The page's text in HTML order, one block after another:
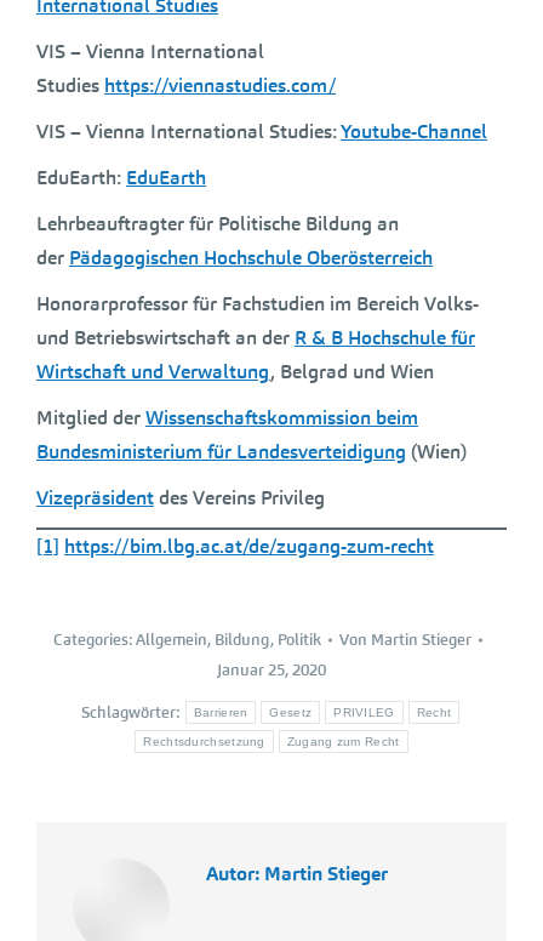
International Studies
VIS – Vienna International
Studies https://viennastudies.com/
VIS – Vienna International Studies:Youtube-Channel
EduEarth: EduEarth
Lehrbeauftragter für Politische Bildung an
der Pädagogischen Hochschule Oberösterreich
Honorarprofessor für Fachstudien im Bereich Volks-
und Betriebswirtschaft an der R & B Hochschule für
Wirtschaft und Verwaltung, Belgrad und Wien
Mitglied derWissenschaftskommission beim
Bundesministerium für Landesverteidigung (Wien)
Vizepräsidentdes Vereins Privileg
[1] https://bim.lbg.ac.at/de/zugang-zum-recht
Categories:Allgemein, Bildung, Politik Von Martin Stieger
Januar 25, 2020
Schlagwörter: Barrieren Gesetz PRIVILEG Recht
Rechtsdurchsetzung Zugang zum Recht
Autor: Martin Stieger